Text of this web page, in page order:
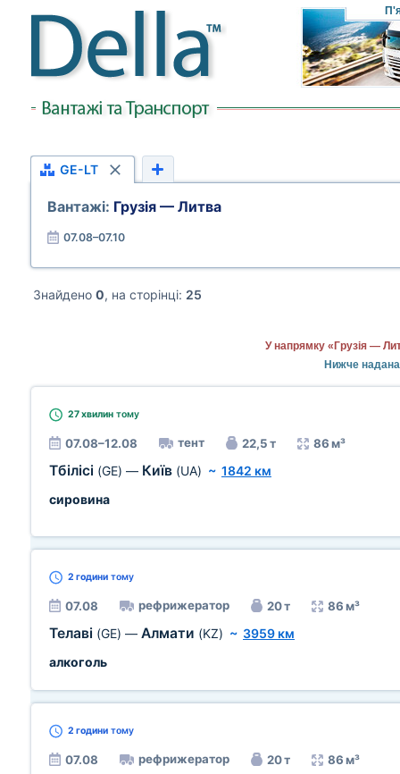
GE-LT
Вантажі: Грузія — Литва
07.08–07.10
Знайдено 0, на сторінці: 25
У напрямку «Грузія —
Нижче надана
27 хвилин тому
07.08–12.08 тент 22,5 т 86 м³
Тбілісі (GE) — Київ (UA) ~ 1842 км
сировина
2 години тому
07.08 рефрижератор 20 т 86 м³
Телаві (GE) — Алмати (KZ) ~ 3959 км
алкоголь
2 години тому
07.08 рефрижератор 20 т 86 м³